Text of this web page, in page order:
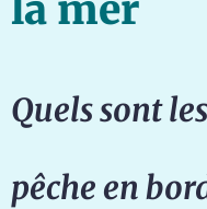
Quels sont
pêche en